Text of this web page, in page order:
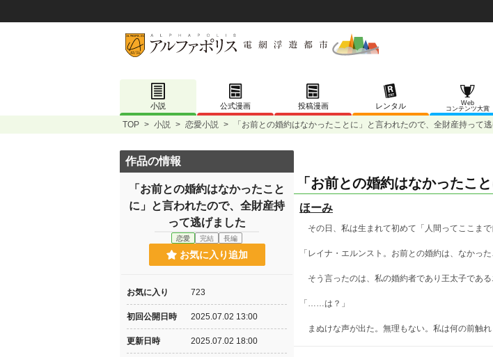
小説 公式漫画 投稿漫画 レンタル
Web
コンテンツ大賞
TOP > 小説 > 恋愛小説 > 「お前との婚約はなかったことに」と言われたので、全財産持って
「お前との婚約はなかったこ
ほーみ
その日、私は生まれて初めて「人間ってここまで
「レイナ・エルンスト。お前との婚約は、なかった
そう言ったのは、私の婚約者であり王太子である
「……は？」
まぬけな声が出た。無理もない。私は何の前触れ
作品の情報
「お前との婚約はなかったこと
に」と言われたので、全財産持
って逃げました
恋愛 完結 長編
お気に入り追加
お気に入り 723
初回公開日時 2025.07.02 13:00
更新日時 2025.07.02 18:00